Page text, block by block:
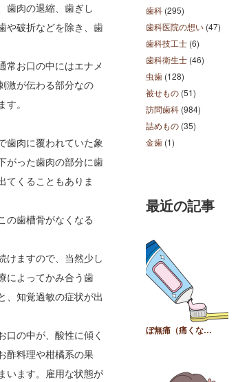
歯肉の退縮、歯ぎし
や破折などを除き、歯
常お口の中にはエナメ
激が伝わる部分なの
。
歯肉に覆われていた象
がった歯肉の部分に歯
てくることもありま
の歯槽骨がなくなる
けますので、当然少し
によってかみ合う歯
、知覚過敏の症状が出
の中が、酸性に傾く
酢料理や柑橘系の果
います。雇用な状態が
歯科 (295)
歯科医院の想い (47)
歯科技工士 (6)
歯科衛生士 (46)
虫歯 (128)
被せもの (51)
訪問歯科 (984)
詰めもの (35)
金歯 (1)
最近の記事
ぼ無痛（痛くな…